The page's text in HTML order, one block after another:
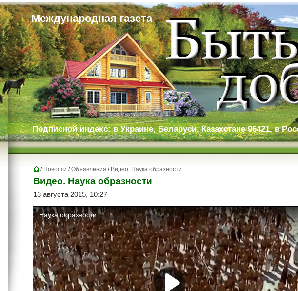
Международная газета
Подписной индекс: в Украине, Беларуси, Казахстане 96421, в
/ Новости /Объявления / Видео. Наука образности
Видео. Наука образности
13 августа 2015, 10:27